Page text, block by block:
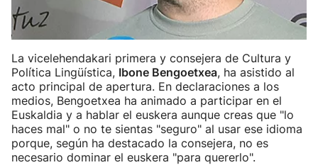
La vicelehendakari primera y consejera de Cultura y
Política Lingüística, Ibone Bengoetxea, ha asistido al
acto principal de apertura. En declaraciones a los
medios, Bengoetxea ha animado a participar en el
Euskaldia y a hablar el euskera aunque creas que "lo
haces mal" o no te sientas "seguro" al usar ese idioma
porque, según ha destacado la consejera, no es
necesario dominar el euskera "para quererlo".